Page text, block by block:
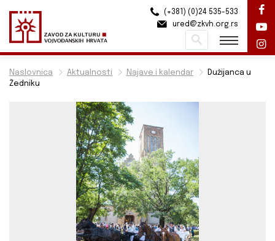
Naslovnica Aktualnosti Najave i kalendar
Dužijanca u
Žedniku
(+381) (0)24 535-533
ured@zkvh.org.rs
Pretraži